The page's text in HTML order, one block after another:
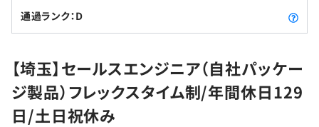
転職成功ガイド
転職エージェント
インタビュー
転職成功ガイド
新卒就活
求人検索
本選考
学習
通過ランク：D
【埼玉】セールスエンジニア（自社パッケー
ジ製品）フレックスタイム制/年間休日129
日/土日祝休み